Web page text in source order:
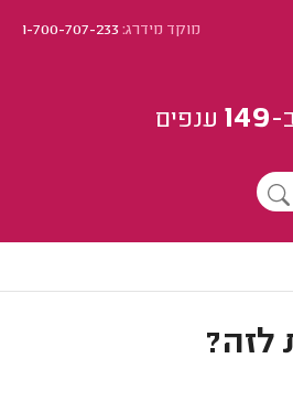
מוקד מידרג:1-700-707-233
149 ענפים
לזה?